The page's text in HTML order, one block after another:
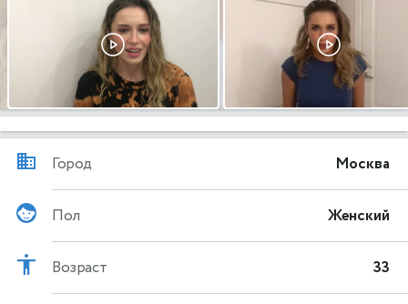
Город Москва
Пол Женский
Возраст 33